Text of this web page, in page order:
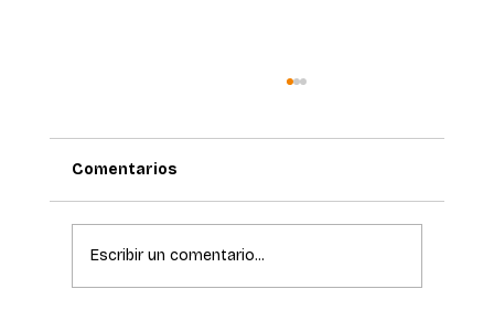
Comentarios
Escribir un comentario...